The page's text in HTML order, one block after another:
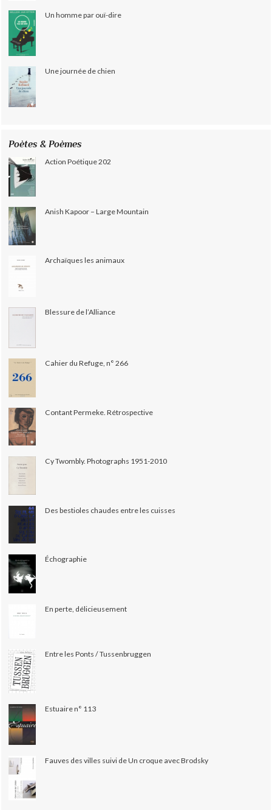
Un homme par ouï-dire
Une journée de chien
Poètes & Poèmes
Action Poétique 202
Anish Kapoor – Large Mountain
Archaïques les animaux
Blessure de l’Alliance
Cahier du Refuge, n° 266
Contant Permeke. Rétrospective
Cy Twombly. Photographs 1951-2010
Des bestioles chaudes entre les cuisses
Échographie
En perte, délicieusement
Entre les Ponts / Tussenbruggen
Estuaire n° 113
Fauves des villes suivi de Un croque avec Brodsky